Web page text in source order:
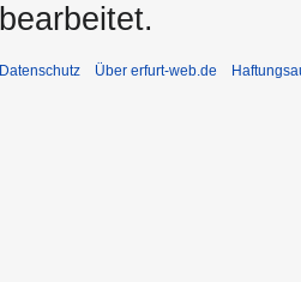
bearbeitet.
Datenschutz Über erfurt-web.de